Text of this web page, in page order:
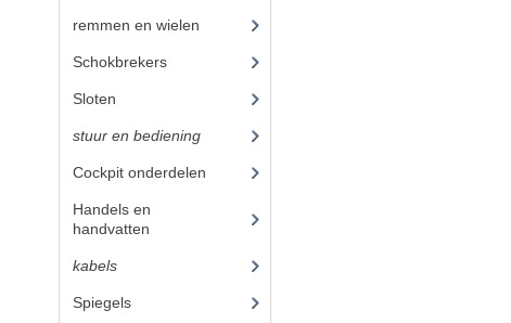
remmen en wielen
Schokbrekers(25)
Sloten
stuur en bediening(307)
Cockpit onderdelen
Handels en
handvatten
kabels(59)
Spiegels(11)